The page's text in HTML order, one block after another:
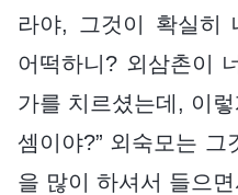
라야, 그것이 확실히
어떡하니? 외삼촌이
가를 치르셨는데, 이
셈이야?” 외숙모는
을 많이 하셔서 들으